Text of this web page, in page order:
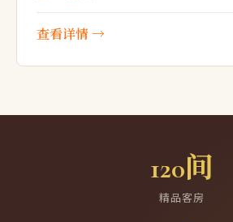
查看详情 →
120间
精品客房